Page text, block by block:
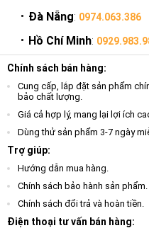
Đà Nẵng: 0974.063.386
Hồ Chí Minh:
Chính sách bán hàng:
Cung cấp, lắp đặt sản phẩm
bảo chất lượng.
Giá cả hợp lý, mang lại lợi ích
Dùng thử sản phẩm 3-7 ngày
Trợ giúp:
Hướng dẫn mua hàng.
Chính sách bảo hành sản phẩm.
Chính sách đổi trả và hoàn tiền.
Điện thoại tư vấn bán hàng: